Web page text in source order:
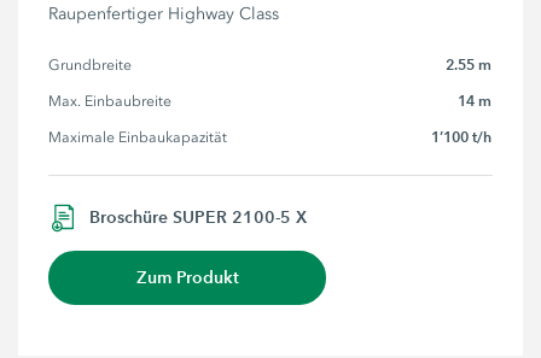
Raupenfertiger Highway Class
Grundbreite 2.55 m
Max. Einbaubreite 14 m
Maximale Einbaukapazität 1’100 t/h
Broschüre SUPER 2100-5 X
Zum Produkt